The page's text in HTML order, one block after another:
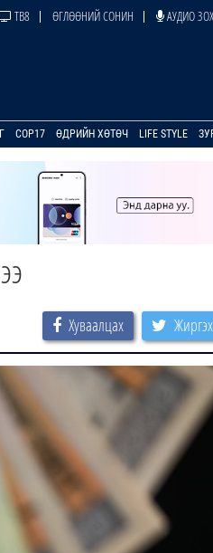
ТВ8 ӨГЛӨӨНИЙ СОНИН АУДИО
COP17 ӨДРИЙН ХӨТӨЧ LIFE STYLE
Хуваалцах Жиргэх